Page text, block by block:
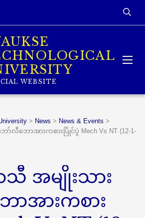
WEBSITE
> News > News & Events >
လီဘောအားကစားပြိုင်ပွဲ Mech Vs NT (12-1-
သီ အမျိုးသား
အားကစား